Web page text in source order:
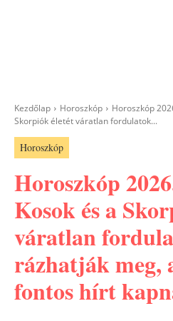
Kezdőlap Horoszkóp
Horoszkóp
Skorpiók életét váratlan fordulatok...
Horoszkóp
Horoszkóp
Kosok és a
váratlan
rázhatják meg,
fontos hírt